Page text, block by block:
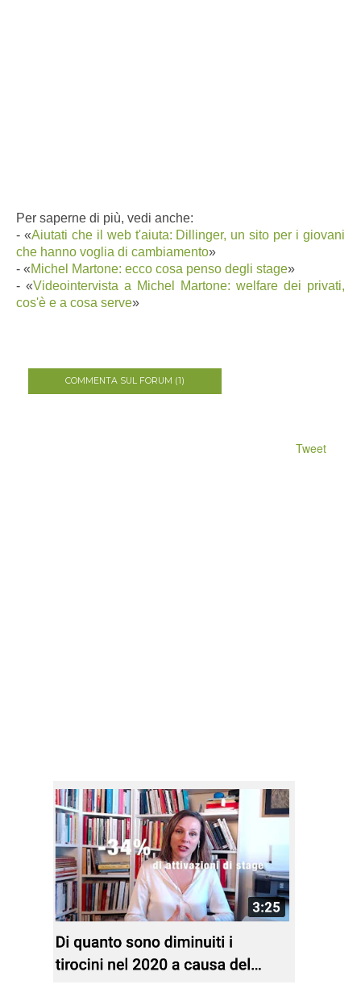
Per saperne di più, vedi anche:
- «Aiutati che il web t'aiuta: Dillinger, un sito per i giovani
che hanno voglia di cambiamento»
- «Michel Martone: ecco cosa penso degli stage»
- «Videointervista a Michel Martone: welfare dei privati,
cos'è e a cosa serve»
COMMENTA SUL FORUM (1)
Tweet